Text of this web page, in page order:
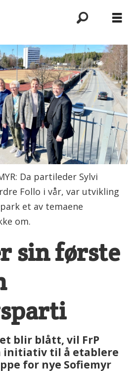
Da partileder Sylvi
Follo i vår, var utvikling
et av temaene
om.
sin første
blir blått, vil FrP
initiativ til å etablere
for nye Sofiemyr